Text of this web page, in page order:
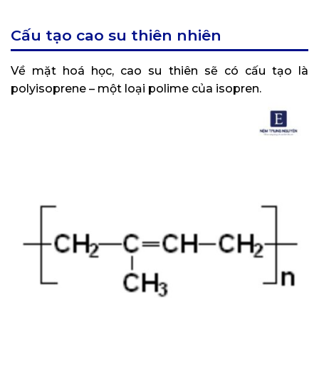
Cấu tạo cao su thiên nhiên
Về mặt hoá học, cao su thiên sẽ có cấu tạo là
polyisoprene – một loại polime của isopren.